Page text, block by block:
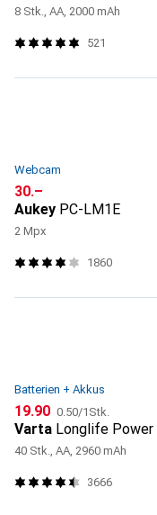
8 Stk., AA, 2000 mAh
521
Webcam
CHF
30.–
Aukey PC-LM1E
2 Mpx
1860
Batterien + Akkus
CHF
19.90 CHF
0.50/1Stk.
Varta Longlife Power
40 Stk., AA, 2960 mAh
3666